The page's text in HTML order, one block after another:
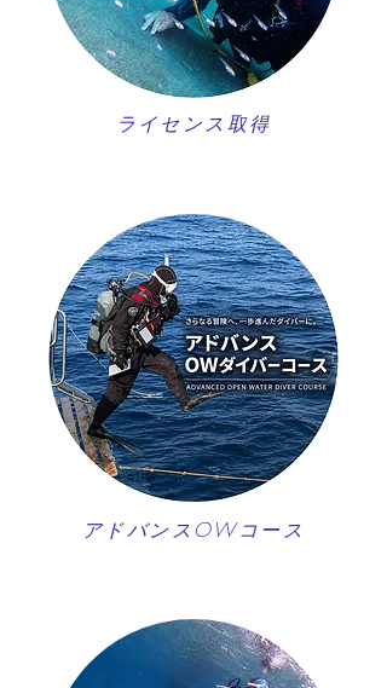
ライセンス取得
アドバンスOWコース